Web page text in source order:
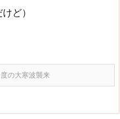
ど）
の大寒波襲来